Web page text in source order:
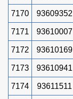
7170 93609352
7171 93610007
7172 93610169
7173 93610941
7174 93611511